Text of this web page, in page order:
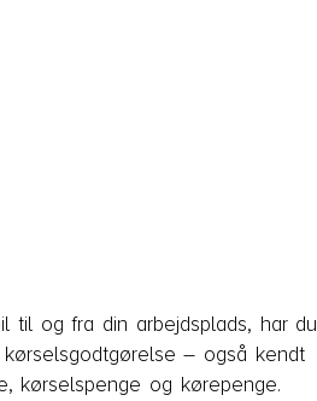
til og fra din arbejdsplads, har du
– også kendt
kørselspenge og kørepenge.